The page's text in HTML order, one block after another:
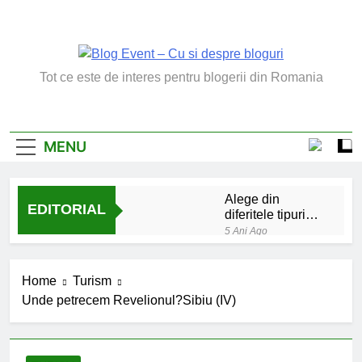
Blog Event – Cu Si
Tot ce este de interes pentru blogerii din Romania
MENU
EDITORIAL
Alege din
diferitele tipuri
de bratara de
argint
5 Ani Ago
Lucruri esentiale
invatate de la copilul
meu
Home
Turism
Unde petrecem Revelionul?Sibiu (IV)